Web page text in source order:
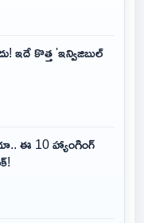
ఇదే కొత్త 'ఇన్విజిబుల్
ఈ 10 హ్యాంగింగ్